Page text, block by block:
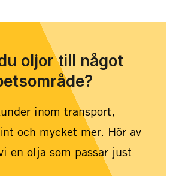
oljor till något
inom transport,
och mycket mer. Hör av
en olja som passar just